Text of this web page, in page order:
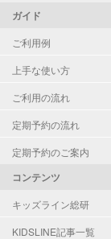
ガイド
ご利用例
上手な使い方
ご利用の流れ
定期予約の流れ
定期予約のご案内
コンテンツ
キッズライン総研
KIDSLINE記事一覧